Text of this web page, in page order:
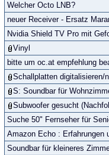
Welcher Octo LNB?
neuer Receiver - Ersatz
Nvidia Shield TV Pro mit
Vinyl
bitte um oc.at empfehlung
Schallplatten digitalisieren/
S: Soundbar für
Subwoofer gesucht
Suche 50" Fernseher für
Amazon Echo : Erfahrungen
Soundbar für kleineres